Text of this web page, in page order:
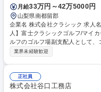
月給33万円～42万5000円
山梨県南都留郡
企業名 株式会社クラシック 求人名 未経験OK【山梨/ゴルフ場の副支配
人】富士クラシックゴルフ/マイカー通勤OK 仕事の内容
ルフのゴルフ場副支配人として
(キャディ、フロント、事務、コ
管理・営業・販促）■売上管理・
管理（クラブハウス、コース管
業界未経験歓迎
正社員
株式会社谷口工務店